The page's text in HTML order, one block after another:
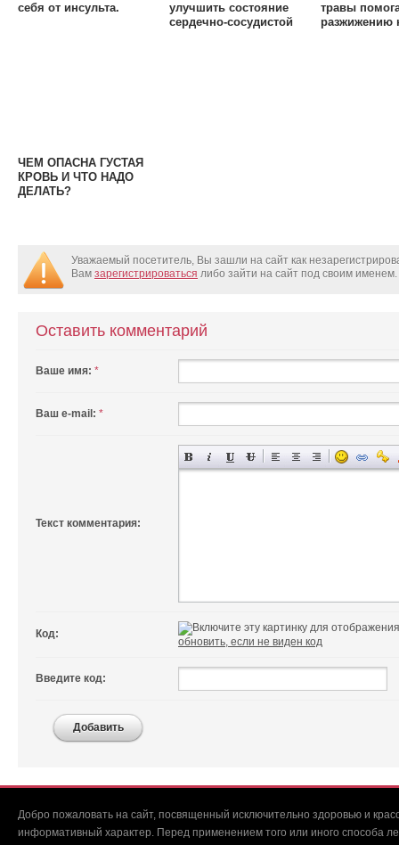
себя от инсульта.
улучшить состояние
сердечно-сосудистой
травы
разжижению
ЧЕМ ОПАСНА ГУСТАЯ
КРОВЬ И ЧТО НАДО
ДЕЛАТЬ?
Уважаемый посетитель, Вы зашли на сайт как
Вам зарегистрироваться либо зайти на сайт под своим именем.
Оставить комментарий
Ваше имя: *
Ваш e-mail: *
Текст комментария:
Код:
обновить, если не виден код
Введите код:
Добавить
Добро пожаловать на сайт, посвященный исключительно здоровью и
информативный характер. Перед применением того или иного способа